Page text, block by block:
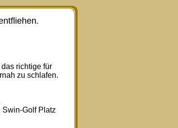
richtige für
zu schlafen.
Swin-Golf Platz